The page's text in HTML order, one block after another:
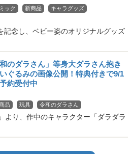
ック 新商品
キャラグッズ
記念し、ベビー姿のオリジナルグッズ
和のダラさん」等身大ダラさん抱き
ぐるみの画像公開！特典付きで9/1
約受付中
品 玩具 令和のダラさん
より、作中のキャラクター「ダラダラ